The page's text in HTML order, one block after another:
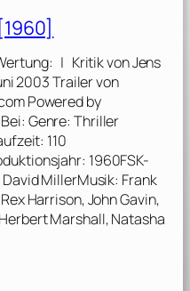
| Kritik von Jens
2003 Trailer von
Powered by
Genre: Thriller
110
1960FSK-
David MillerMusik: Frank
Harrison, John Gavin,
Marshall, Natasha